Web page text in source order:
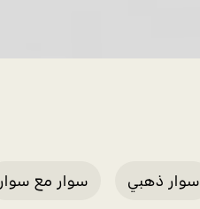
سوار ذهبي سوار مع سوار